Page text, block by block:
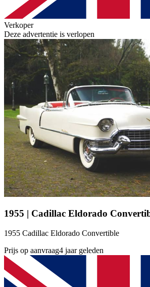
Verkoper
Deze advertentie is verlopen
1955 | Cadillac Eldorado
1955 Cadillac Eldorado Convertible
Prijs op aanvraag4 jaar geleden